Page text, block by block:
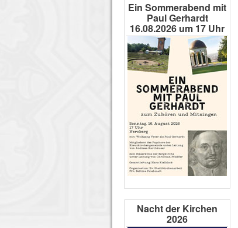
Ein Sommerabend mit
Paul Gerhardt
16.08.2026 um 17 Uhr
Nacht der Kirchen
2026